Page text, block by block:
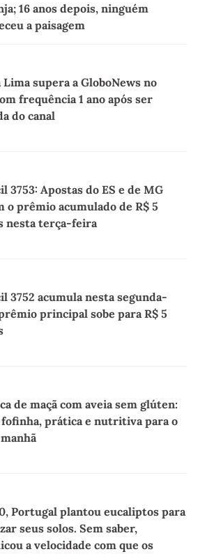
16 anos depois, ninguém
a paisagem
Lima supera a GloboNews no
frequência 1 ano após ser
do canal
3753: Apostas do ES e de MG
o prêmio acumulado de R$ 5
nesta terça-feira
3752 acumula nesta segunda-
principal sobe para R$ 5
de maçã com aveia sem glúten:
prática e nutritiva para o
Portugal plantou eucaliptos para
seus solos. Sem saber,
a velocidade com que os